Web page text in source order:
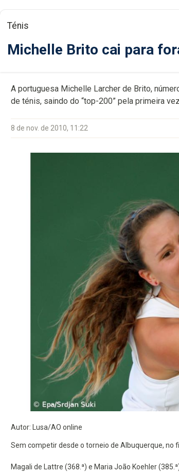
Ténis
Michelle Brito cai para
A portuguesa Michelle Larcher de Brito,
de ténis, saindo do “top-200” pela primeira
8 de nov. de 2010, 11:22
Autor: Lusa/AO online
Sem competir desde o torneio de Albuquerque, no
Magali de Lattre (368.ª) e Maria João Koehler